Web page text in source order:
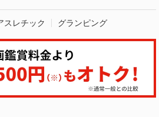
スレチック グランピング